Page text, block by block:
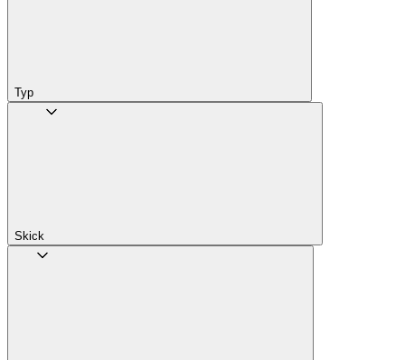
Typ
Skick